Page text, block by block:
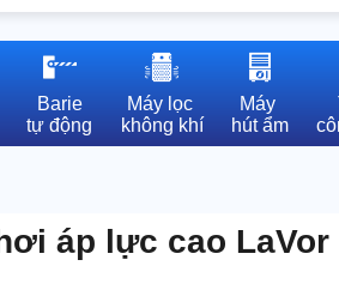
Barie
tự động
Máy lọc
không khí
Máy
hút ẩm
áp lực cao LaVor